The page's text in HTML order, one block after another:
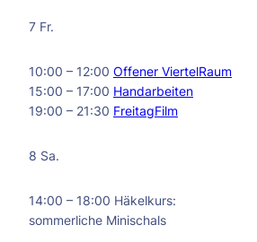
7 Fr.
10:00 – 12:00 Offener ViertelRaum
15:00 – 17:00 Handarbeiten
19:00 – 21:30 FreitagFilm
8 Sa.
14:00 – 18:00 Häkelkurs:
sommerliche Minischals